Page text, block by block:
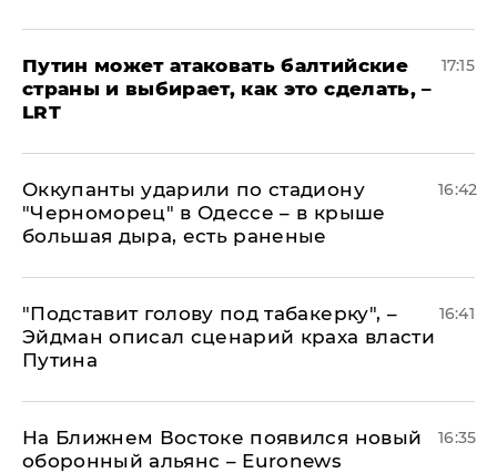
Путин может атаковать балтийские
страны и выбирает, как это сделать, –
LRT
17:15
Оккупанты ударили по стадиону
"Черноморец" в Одессе – в крыше
большая дыра, есть раненые
16:42
​"Подставит голову под табакерку", –
Эйдман описал сценарий краха власти
Путина
16:41
На Ближнем Востоке появился новый
оборонный альянс – Euronews
16:35